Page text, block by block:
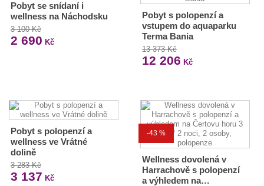
Pobyt se snídaní i
wellness na Náchodsku
3 100 Kč
2 690 Kč
Pobyt s polopenzí a
vstupem do aquaparku
Terma Bania
13 373 Kč
12 206 Kč
Pobyt s polopenzí a
wellness ve Vrátné
dolině
3 283 Kč
3 137 Kč
-43 %
Wellness dovolená v
Harrachově s polopenzí
a výhledem na…